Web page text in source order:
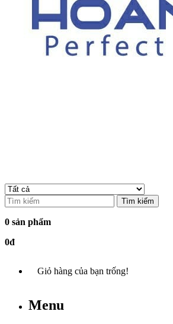
Tìm kiếm
0 sản phẩm
0đ
Giỏ hàng của bạn trống!
Menu